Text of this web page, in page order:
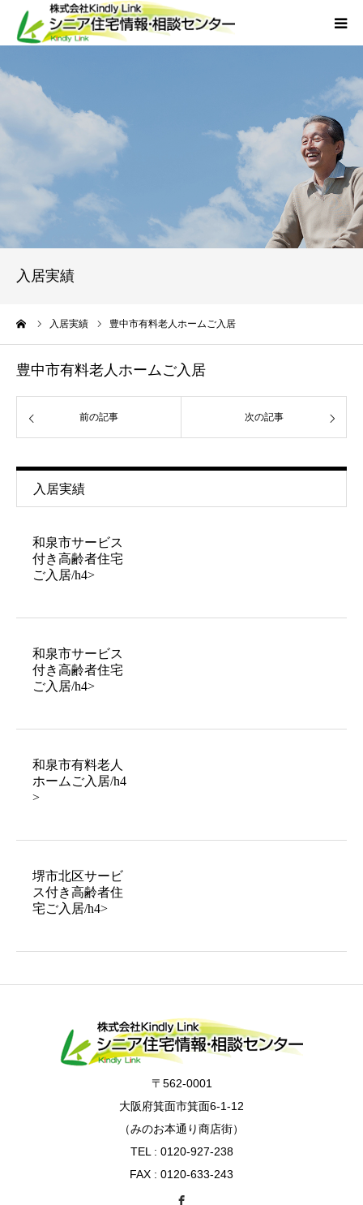
入居実績
入居実績 豊中市有料老人ホームご入居
豊中市有料老人ホームご入居
前の記事 次の記事
入居実績
和泉市サービス
付き高齢者住宅
ご入居/h4>
和泉市サービス
付き高齢者住宅
ご入居/h4>
和泉市有料老人
ホームご入居/h4
>
堺市北区サービ
ス付き高齢者住
宅ご入居/h4>
〒562-0001
大阪府箕面市箕面6-1-12
（みのお本通り商店街）
TEL : 0120-927-238
FAX : 0120-633-243
当社について
外国人人材採用
お問い合わせ